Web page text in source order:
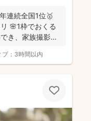
連続全国1位🥇
🌸1枠でおくる
き、家族撮影お
： 3時間以内